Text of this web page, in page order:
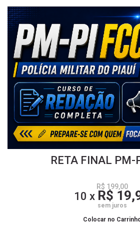
RETA FINAL PM-
R$ 199,00
10 x R$
sem juros
Colocar no